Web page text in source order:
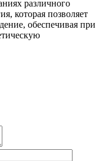
различного
которая позволяет
обеспечивая при